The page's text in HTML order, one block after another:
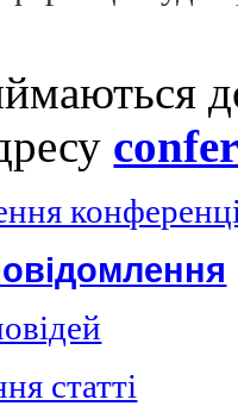
статті